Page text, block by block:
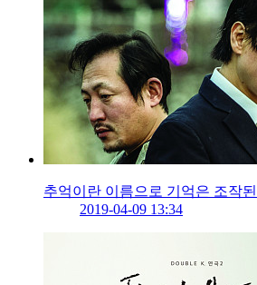
추억이란 이름으로 기억은 조작된
2019-04-09 13:34